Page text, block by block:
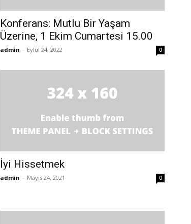
Konferans: Mutlu Bir Yaşam
Üzerine, 1 Ekim Cumartesi 15.00
admin - Eylül 24, 2022 0
İyi Hissetmek
admin - Mayıs 24, 2021 0